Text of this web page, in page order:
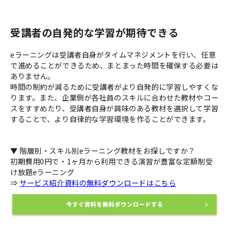
受講者の自発的な学習が期待できる
eラーニングは受講者自身がタイムマネジメントを行い、任意
で進めることができるため、まとまった時間を確保する必要は
ありません。
時間の制約が減るために受講者がより自発的に学習しやすくな
ります。また、企業側が各社員のスキルに合わせた教材やコー
スをすすめたり、受講者自身が興味のある教材を選択して学習
することで、より自律的な学習環境を作ることができます。
▼ 階層別・スキル別eラーニング教材をお探しですか？
初期費用0円で・1ヶ月から利用できる演習が豊富な定額制受
け放題eラーニング
⇒ サービス紹介資料の無料ダウンロードはこちら